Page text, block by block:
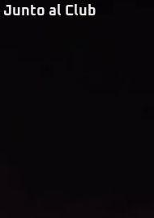
Junto al Club